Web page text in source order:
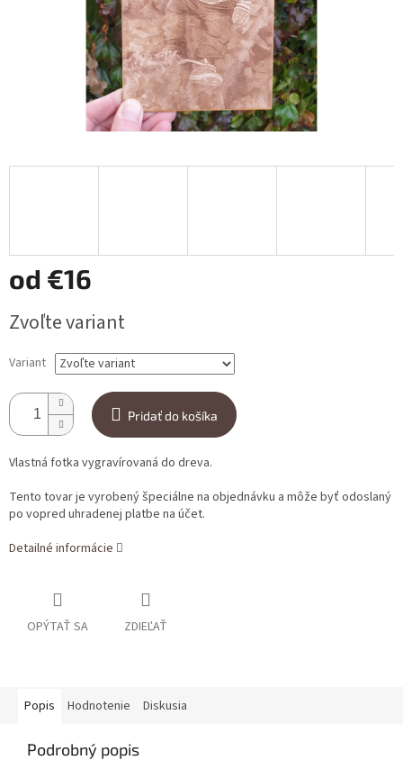
od €16
Zvoľte variant
Variant
Pridať do košíka
Vlastná fotka vygravírovaná do dreva.
Tento tovar je vyrobený špeciálne na objednávku a môže byť odoslaný
po vopred uhradenej platbe na účet.
Detailné informácie
OPÝTAŤ SA ZDIEĽAŤ
Popis Hodnotenie Diskusia
Podrobný popis